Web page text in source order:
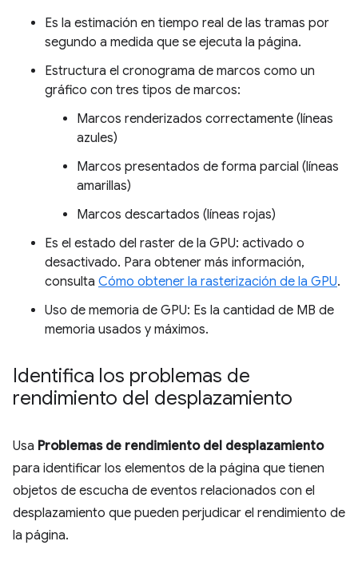
Es la estimación en tiempo real de las tramas por
segundo a medida que se ejecuta la página.
Estructura el cronograma de marcos como un
gráfico con tres tipos de marcos:
Marcos renderizados correctamente (líneas
azules)
Marcos presentados de forma parcial (líneas
amarillas)
Marcos descartados (líneas rojas)
Es el estado del raster de la GPU: activado o
desactivado. Para obtener más información,
consulta Cómo obtener la rasterización de la GPU.
Uso de memoria de GPU: Es la cantidad de MB de
memoria usados y máximos.
Identifica los problemas de
rendimiento del desplazamiento
Usa Problemas de rendimiento del desplazamiento
para identificar los elementos de la página que tienen
objetos de escucha de eventos relacionados con el
desplazamiento que pueden perjudicar el rendimiento de
la página.